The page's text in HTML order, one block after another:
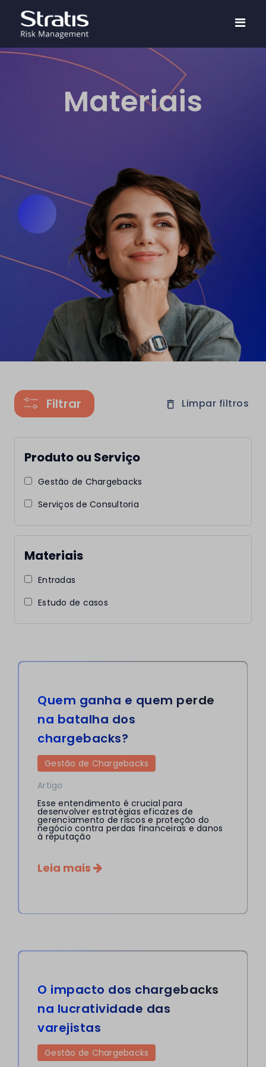
Materiais
Limpar filtros
Produto ou Serviço
Gestão de Chargebacks
Serviços de Consultoria
Materiais
Entradas
Estudo de casos
Quem ganha e quem perde
na batalha dos
chargebacks?
Gestão de Chargebacks
Artigo
Esse entendimento é crucial para
desenvolver estratégias eficazes de
gerenciamento de riscos e proteção do
negócio contra perdas financeiras e danos
à reputação
Leia mais
O impacto dos chargebacks
na lucratividade das
varejistas
Gestão de Chargebacks